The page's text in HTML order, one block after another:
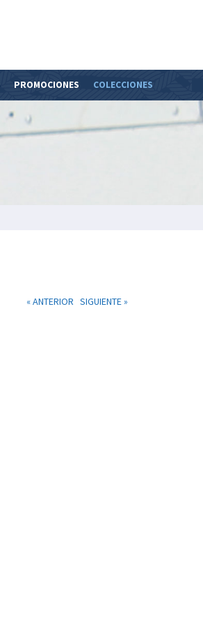
PROMOCIONES COLECCIONES
« ANTERIOR SIGUIENTE »